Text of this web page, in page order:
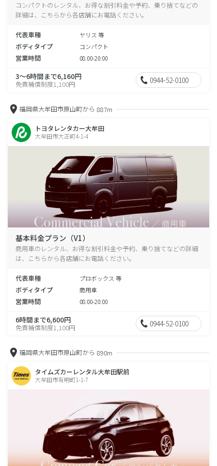
コンパクトのレンタル、お得な割引料金や予約、乗り捨てなどの
詳細は、こちらから各店舗にお電話ください。
代表車種 ヤリス 等
ボディタイプ コンパクト
営業時間 08:00-20:00
3～6時間まで6,160円
免責補償制度1,100円 0944-52-0100
福岡県大牟田市原山町から 887m
トヨタレンタカー大牟田
大牟田市大正町4-1-4
基本料金プラン（V1）
商用車のレンタル、お得な割引料金や予約、乗り捨てなどの詳細
は、こちらから各店舗にお電話ください。
代表車種 プロボックス 等
ボディタイプ 商用車
営業時間 08:00-20:00
6時間まで6,600円
免責補償制度1,100円 0944-52-0100
福岡県大牟田市原山町から 890m
タイムズカーレンタル大牟田駅前
大牟田市有明町1-1-7